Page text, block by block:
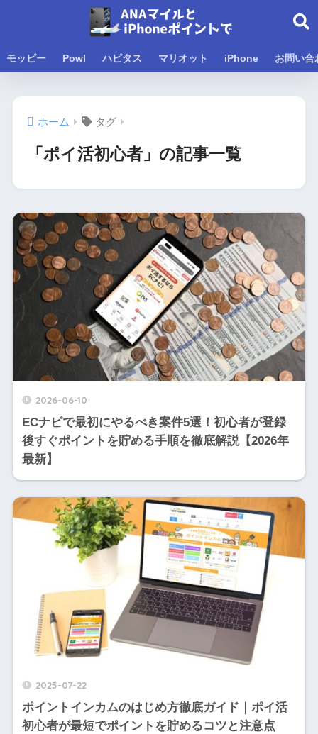
モッピー Powl ハピタス マリオット iPhone お問い合
ホーム タグ
「ポイ活初心者」の記事一覧
2026-06-10
ECナビで最初にやるべき案件5選！初心者が登録
後すぐポイントを貯める手順を徹底解説【2026年
最新】
2025-07-22
ポイントインカムのはじめ方徹底ガイド｜ポイ活
初心者が最短でポイントを貯めるコツと注意点